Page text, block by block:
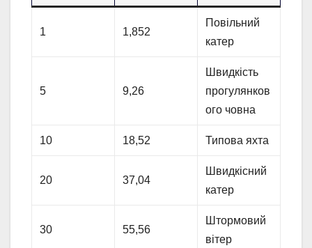
1 1,852
Повільний
катер
5 9,26
Швидкість
прогулянков
ого човна
10 18,52 Типова яхта
20 37,04
Швидкісний
катер
30 55,56
Штормовий
вітер